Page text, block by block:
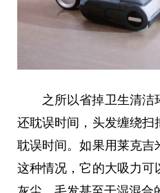
之所以省掉卫生清洁
还耽误时间，头发缠绕扫
耽误时间。如果用莱克吉
这种情况，它的大吸力可